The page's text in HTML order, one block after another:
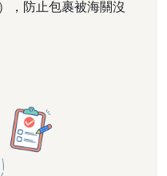
，防止包裹被海關沒